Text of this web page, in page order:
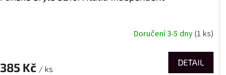
Doručení 3-5 dny(1 ks)
385 Kč / ks
DETAIL